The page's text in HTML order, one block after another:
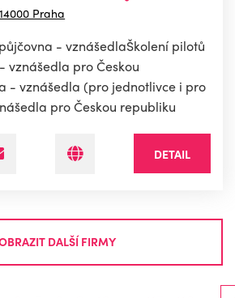
Praha
- vznášedlaŠkolení pilotů
vznášedla pro Českou
- vznášedla (pro jednotlivce i pro
pro Českou republiku
DETAIL
DALŠÍ FIRMY